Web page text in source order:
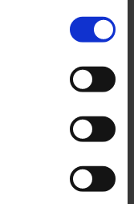
Strands IZE LED Dark Knight